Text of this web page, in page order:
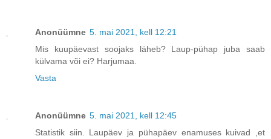
Anonüümne 5. mai 2021, kell 12:21
Mis kuupäevast soojaks läheb? Laup-pühap juba saab
külvama või ei? Harjumaa.
Vasta
Anonüümne 5. mai 2021, kell 12:45
Statistik siin. Laupäev ja pühapäev enamuses kuivad ,et